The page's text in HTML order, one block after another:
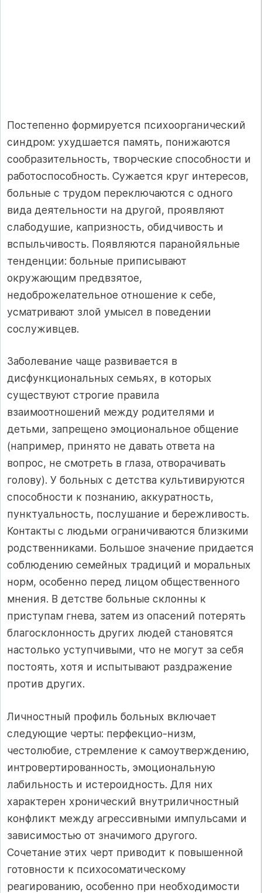
Постепенно формируется психоорганический
синдром: ухудшается память, понижаются
сообразительность, творческие способности и
работоспособность. Сужается круг интересов,
больные с трудом переключаются с одного
вида деятельности на другой, проявляют
слабодушие, капризность, обидчивость и
вспыльчивость. Появляются паранойяльные
тенденции: больные приписывают
окружающим предвзятое,
недоброжелательное отношение к себе,
усматривают злой умысел в поведении
сослуживцев.
Заболевание чаще развивается в
дисфункциональных семьях, в которых
существуют строгие правила
взаимоотношений между родителями и
детьми, запрещено эмоциональное общение
(например, принято не давать ответа на
вопрос, не смотреть в глаза, отворачивать
голову). У больных с детства культивируются
способности к познанию, аккуратность,
пунктуальность, послушание и бережливость.
Контакты с людьми ограничиваются близкими
родственниками. Большое значение придается
соблюдению семейных традиций и моральных
норм, особенно перед лицом общественного
мнения. В детстве больные склонны к
приступам гнева, затем из опасений потерять
благосклонность других людей становятся
настолько уступчивыми, что не могут за себя
постоять, хотя и испытывают раздражение
против других.
Личностный профиль больных включает
следующие черты: перфекцио-низм,
честолюбие, стремление к самоутверждению,
интровертированность, эмоциональную
лабильность и истероидность. Для них
характерен хронический внутриличностный
конфликт между агрессивными импульсами и
зависимостью от значимого другого.
Сочетание этих черт приводит к повышенной
готовности к психосоматическому
реагированию, особенно при необходимости